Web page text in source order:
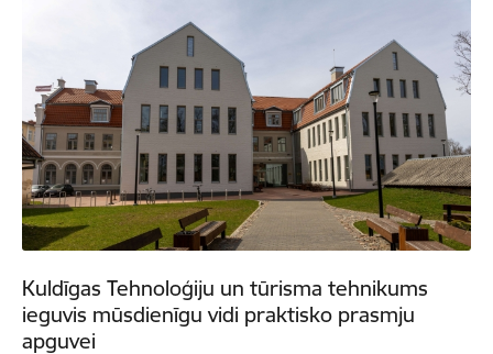
Kuldīgas Tehnoloģiju un tūrisma tehnikums
ieguvis mūsdienīgu vidi praktisko prasmju
apguvei